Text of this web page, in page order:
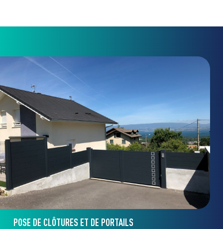
POSE DE CLÔTURES ET DE PORTAILS